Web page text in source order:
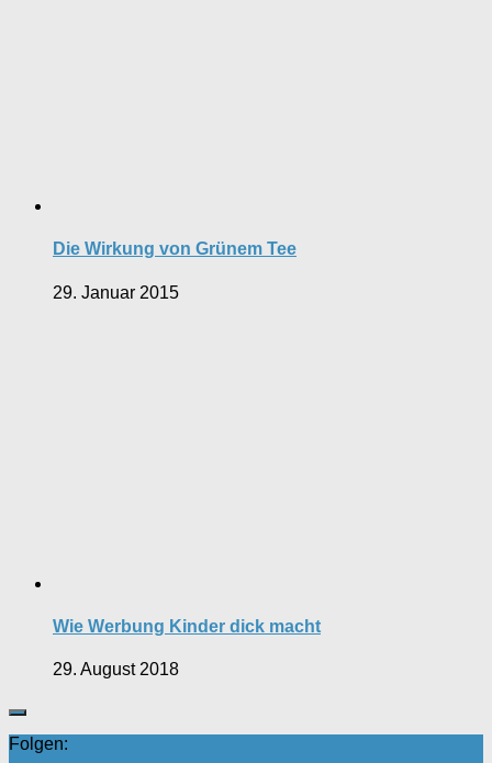
Die Wirkung von Grünem Tee
29. Januar 2015
Wie Werbung Kinder dick macht
29. August 2018
Folgen: